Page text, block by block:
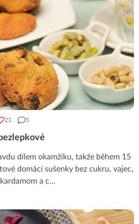
21 5
dílem okamžiku, takže během 15
domácí sušenky bez cukru, vajec,
a c...